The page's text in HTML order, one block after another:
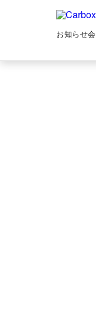
お知らせ